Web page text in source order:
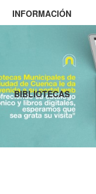
INFORMACIÓN
BIBLIOTECAS